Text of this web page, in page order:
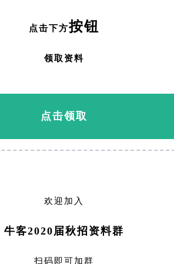
点击下方按钮
领取资料
点击领取
欢迎加入
牛客2020届秋招资料群
扫码即可加群